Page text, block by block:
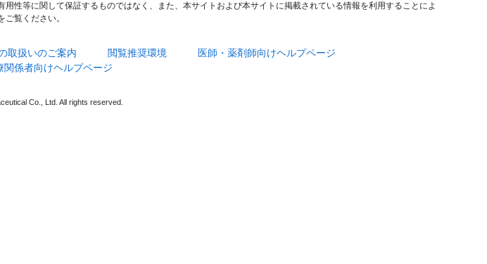
性等に関して保証するものではなく、また、本サイトおよび本サイトに掲載されている情報を利用することによ
覧ください。
取扱いのご案内 閲覧推奨環境
医師・薬剤師向けヘルプページ
関係者向けヘルプページ
Co., Ltd. All rights reserved.